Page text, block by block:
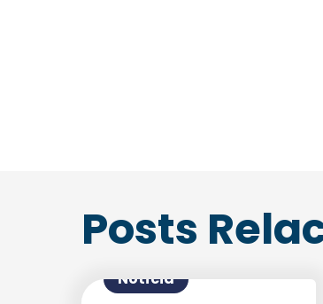
Posts
Notícia